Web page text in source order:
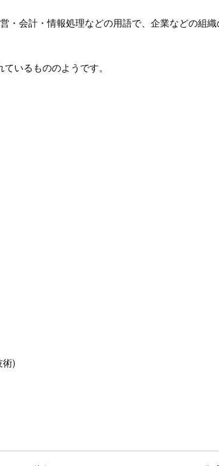
・会計・情報処理などの用語で、企業などの組
いるもののようです。
)